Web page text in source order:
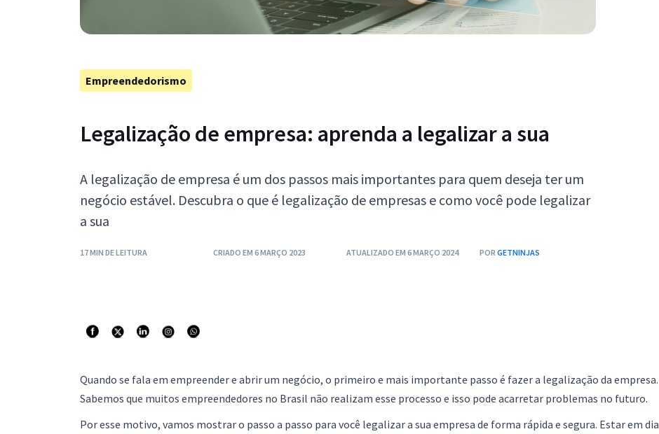
Empreendedorismo
Legalização de empresa: aprenda a legalizar a sua
A legalização de empresa é um dos passos mais importantes para quem deseja ter um
negócio estável. Descubra o que é legalização de empresas e como você pode legalizar
a sua
17 MIN DE LEITURA CRIADO EM 6 MARÇO 2023 ATUALIZADO EM 6 MARÇO 2024 POR GETNINJAS
Quando se fala em empreender e abrir um negócio, o primeiro e mais importante passo é fazer a legalização da empresa.
Sabemos que muitos empreendedores no Brasil não realizam esse processo e isso pode acarretar problemas no futuro.
Por esse motivo, vamos mostrar o passo a passo para você legalizar a sua empresa de forma rápida e segura. Estar em dia